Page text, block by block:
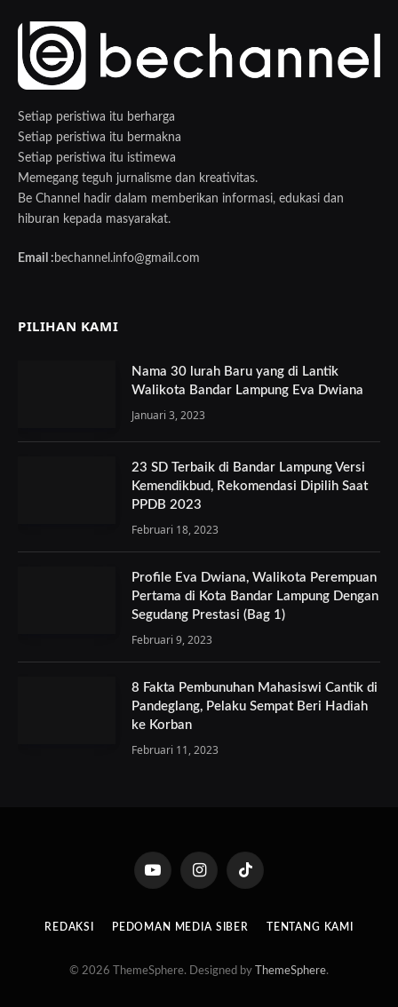
Setiap peristiwa itu berharga
Setiap peristiwa itu bermakna
Setiap peristiwa itu istimewa
Memegang teguh jurnalisme dan kreativitas.
Be Channel hadir dalam memberikan informasi, edukasi dan
hiburan kepada masyarakat.
Email : bechannel.info@gmail.com
PILIHAN KAMI
Nama 30 lurah Baru yang di Lantik
Walikota Bandar Lampung Eva Dwiana
Januari 3, 2023
23 SD Terbaik di Bandar Lampung Versi
Kemendikbud, Rekomendasi Dipilih Saat
PPDB 2023
Februari 18, 2023
Profile Eva Dwiana, Walikota Perempuan
Pertama di Kota Bandar Lampung Dengan
Segudang Prestasi (Bag 1)
Februari 9, 2023
8 Fakta Pembunuhan Mahasiswi Cantik di
Pandeglang, Pelaku Sempat Beri Hadiah
ke Korban
Februari 11, 2023
YouTube InstagramTikTok
REDAKSI PEDOMAN MEDIA SIBER TENTANG KAMI
© 2026 ThemeSphere. Designed by ThemeSphere.